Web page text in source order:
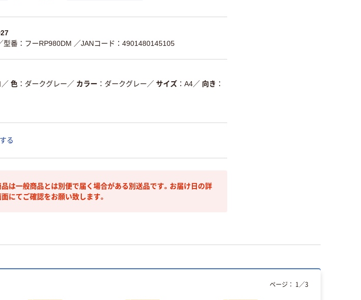
型番：フーRP980DM ／JANコード：4901480145105
／ 色 ダークグレー ／ カラー ダークグレー ／ サイズ A4／ 向き
る
品は一般商品とは別便で届く場合がある別送品です。お届け日の詳
にてご確認をお願い致します。
ページ： 1 ／3